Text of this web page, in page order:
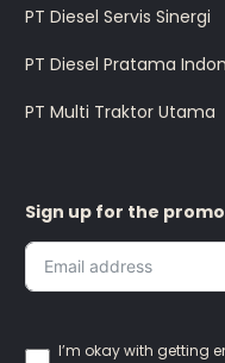
PT Diesel Servis Sinergi
PT Diesel Pratama
PT Multi Traktor Utama
Sign up for the
I’m okay with getting